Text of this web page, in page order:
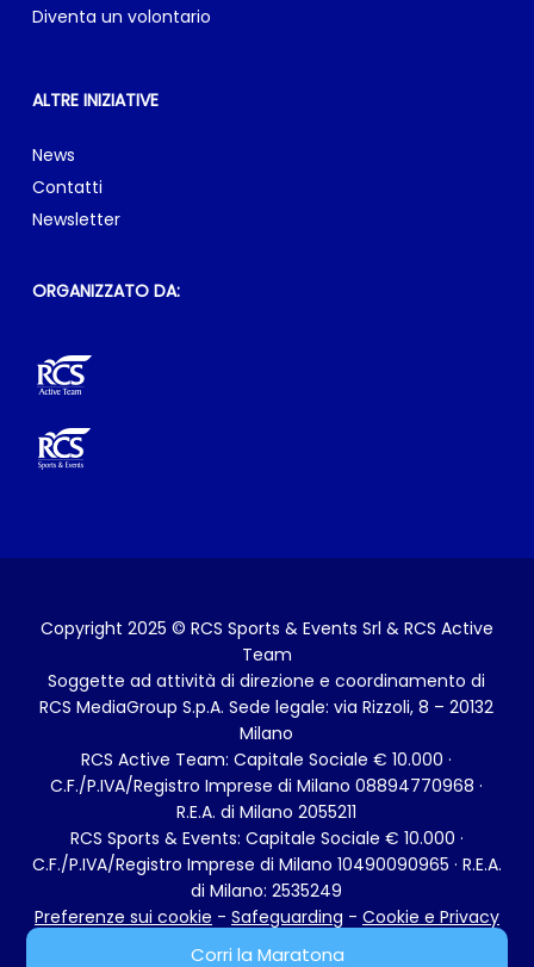
Corri la Maratona
Diventa un volontario
ALTRE INIZIATIVE
News
Contatti
Newsletter
ORGANIZZATO DA:
Copyright 2025 © RCS Sports & Events Srl & RCS Active
Team
Soggette ad attività di direzione e coordinamento di
RCS MediaGroup S.p.A. Sede legale: via Rizzoli, 8 – 20132
Milano
RCS Active Team: Capitale Sociale € 10.000 ·
C.F./P.IVA/Registro Imprese di Milano 08894770968 ·
R.E.A. di Milano 2055211
RCS Sports & Events: Capitale Sociale € 10.000 ·
C.F./P.IVA/Registro Imprese di Milano 10490090965 · R.E.A.
di Milano: 2535249
Preferenze sui cookie - Safeguarding - Cookie e Privacy
- Stato del consenso ai cookie: